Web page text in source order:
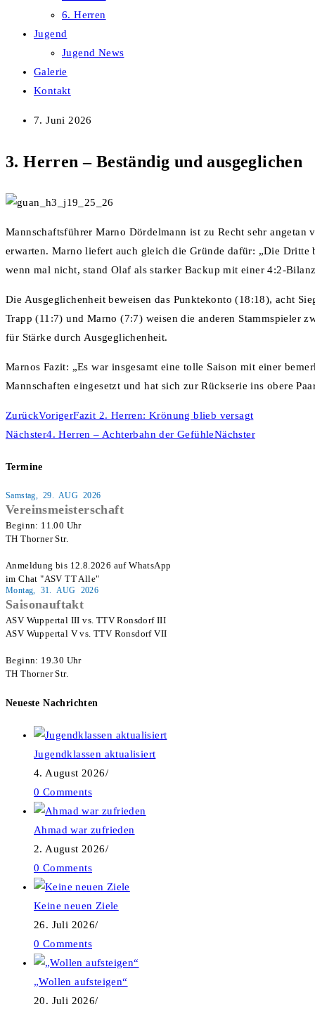
6. Herren
Jugend
Jugend News
Galerie
Kontakt
7. Juni 2026
3. Herren – Beständig und ausgeglichen
Mannschaftsführer Marno Dördelmann ist zu Recht sehr
erwarten. Marno liefert auch gleich die Gründe dafür: „Die
wenn mal nicht, stand Olaf als starker Backup mit einer 4:2-
Die Ausgeglichenheit beweisen das Punktekonto (18:18), acht
Trapp (11:7) und Marno (7:7) weisen die anderen Stammspieler
für Stärke durch Ausgeglichenheit.
Marnos Fazit: „Es war insgesamt eine tolle Saison mit einer
Mannschaften eingesetzt und hat sich zur Rückserie ins obere
ZurückVorigerFazit 2. Herren: Krönung blieb versagt
Nächster4. Herren – Achterbahn der GefühleNächster
Termine
Samstag, 29. AUG 2026
Vereinsmeisterschaft
Beginn: 11.00 Uhr
TH Thorner Str.
Anmeldung bis 12.8.2026 auf WhatsApp
im Chat "ASV TT Alle"
Montag, 31. AUG 2026
Saisonauftakt
ASV Wuppertal III vs. TTV Ronsdorf III
ASV Wuppertal V vs. TTV Ronsdorf VII
Beginn: 19.30 Uhr
TH Thorner Str.
Neueste Nachrichten
Jugendklassen aktualisiert
4. August 2026/
0 Comments
Ahmad war zufrieden
2. August 2026/
0 Comments
Keine neuen Ziele
26. Juli 2026/
0 Comments
„Wollen aufsteigen“
20. Juli 2026/